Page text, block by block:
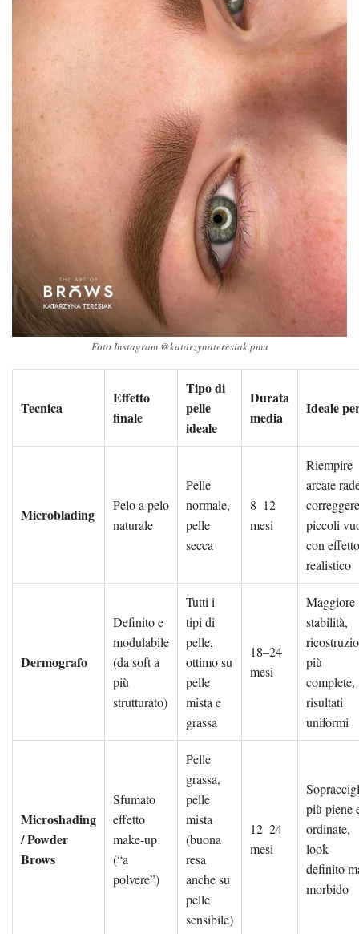
Foto Instagram @katarzynateresiak.pmu
Tecnica
Effetto
finale
Tipo di
pelle
ideale
Durata
media
Ideale
Microblading
Pelo a pelo
naturale
Pelle
normale,
pelle
secca
8–12
mesi
Riempire
arcate
correggere
piccoli
con effetto
realistico
Dermografo
Definito e
modulabile
(da soft a
più
strutturato)
Tutti i
tipi di
pelle,
ottimo su
pelle
mista e
grassa
18–24
mesi
Maggiore
stabilità,
più
complete,
risultati
uniformi
Microshading
/ Powder
Brows
Sfumato
effetto
make-up
(“a
polvere”)
Pelle
grassa,
pelle
mista
(buona
resa
anche su
pelle
sensibile)
12–24
mesi
più piene
ordinate,
look
definito
morbido